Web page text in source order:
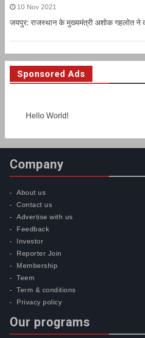
10 Nov 2021
जयपुर: राजस्थान के मुख्यमंत्री अशोक गहलोत ने
Sponsored Ads
Hello World!
Company
About us
Contact us
Advertise with us
Feedback
Investor
Reporter Join
Membership
Teem
Term & conditions
Privacy policy
Our programs